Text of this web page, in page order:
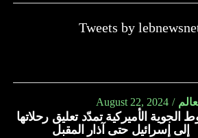
Tweets by
August 22, 2024
الجوية الأميركية تمدّد تعليق رحلاتها
إلى إسرائيل حتى آذار المقبل